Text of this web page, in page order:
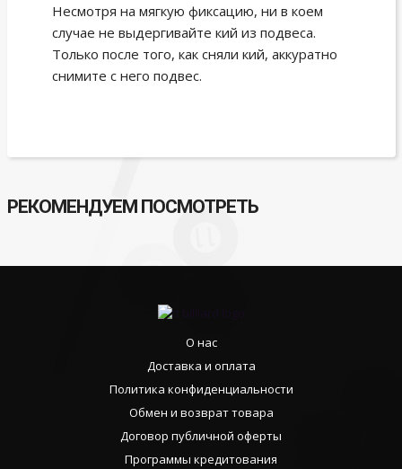
Несмотря на мягкую фиксацию, ни в коем
случае не выдергивайте кий из подвеса.
Только после того, как сняли кий, аккуратно
снимите с него подвес.
РЕКОМЕНДУЕМ ПОСМОТРЕТЬ
О нас
Доставка и оплата
Политика конфиденциальности
Обмен и возврат товара
Договор публичной оферты
Программы кредитования